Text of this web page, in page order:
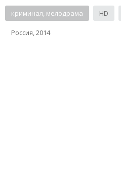
криминал, мелодрама HD
Россия, 2014